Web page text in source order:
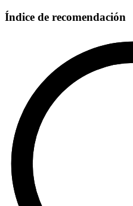
Índice de recomendación